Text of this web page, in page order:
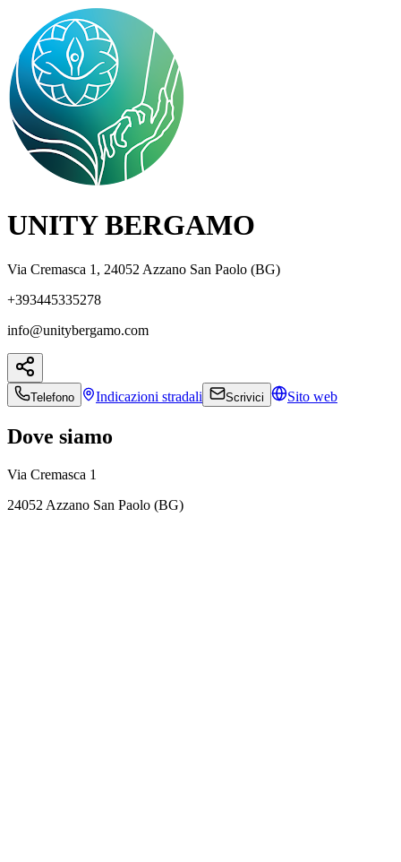
UNITY BERGAMO
Via Cremasca 1, 24052 Azzano San Paolo (BG)
+393445335278
info@unitybergamo.com
Telefono Indicazioni stradali Scrivici Sito web
Dove siamo
Via Cremasca 1
24052 Azzano San Paolo (BG)